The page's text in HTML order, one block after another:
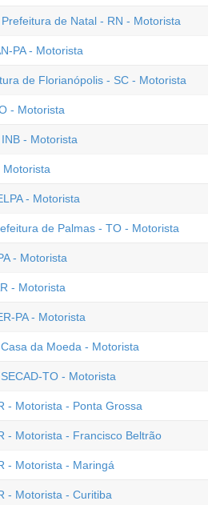
de Natal - RN - Motorista
PA - Motorista
de Florianópolis - SC - Motorista
- Motorista
- Motorista
Motorista
- Motorista
de Palmas - TO - Motorista
- Motorista
- Motorista
PA - Motorista
da Moeda - Motorista
TO - Motorista
- Motorista - Ponta Grossa
- Motorista - Francisco Beltrão
- Motorista - Maringá
- Motorista - Curitiba